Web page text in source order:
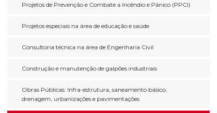
Projetos de Prevenção e Combate a Incêndio e Pânico (PPCI)
Projetos especiais na área de educação e saúde
Consultoria técnica na área de Engenharia Civil
Construção e manutenção de galpões industriais
Obras Públicas: Infra-estrutura, saneamento básico,
drenagem, urbanizações e pavimentações